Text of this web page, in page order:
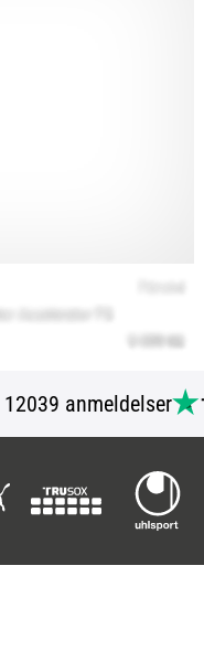
12039 anmeldelser